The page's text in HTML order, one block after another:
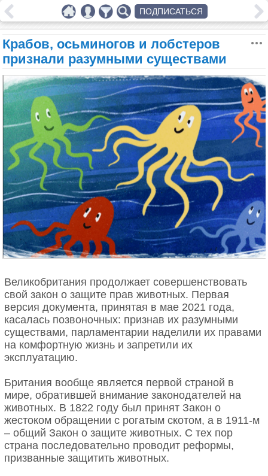
Крабов, осьминогов и лобстеров
признали разумными существами
Великобритания продолжает совершенствовать
свой закон о защите прав животных. Первая
версия документа, принятая в мае 2021 года,
касалась позвоночных: признав их разумными
существами, парламентарии наделили их правами
на комфортную жизнь и запретили их
эксплуатацию.
Британия вообще является первой страной в
мире, обратившей внимание законодателей на
животных. В 1822 году был принят Закон о
жестоком обращении с рогатым скотом, а в 1911-м
– общий Закон о защите животных. С тех пор
страна последовательно проводит реформы,
призванные защитить животных.
ПОДПИСАТЬСЯ